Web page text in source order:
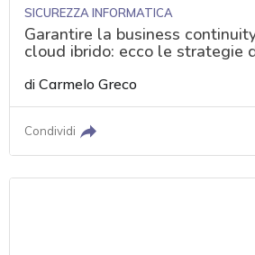
SICUREZZA INFORMATICA
Garantire la business
cloud ibrido: ecco le strategie
diCarmelo Greco
Condividi